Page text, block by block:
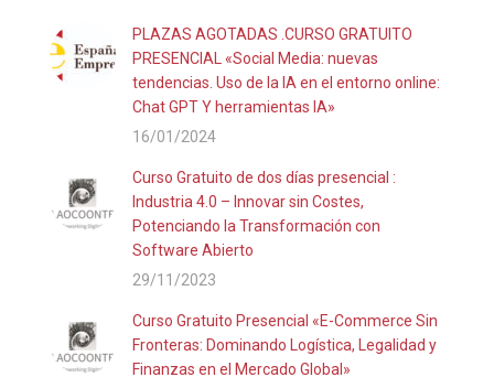
PLAZAS AGOTADAS .CURSO GRATUITO
PRESENCIAL «Social Media: nuevas
tendencias. Uso de la IA en el entorno online:
Chat GPT Y herramientas IA»
16/01/2024
Curso Gratuito de dos días presencial :
Industria 4.0 – Innovar sin Costes,
Potenciando la Transformación con
Software Abierto
29/11/2023
Curso Gratuito Presencial «E-Commerce Sin
Fronteras: Dominando Logística, Legalidad y
Finanzas en el Mercado Global»